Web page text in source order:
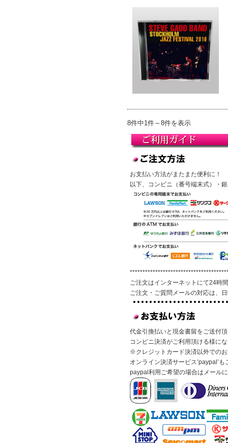
8件中1件～8件を表示
お支払い方法がまたまた便利に！
以下、コンビニ（番号端末式）・
ご注文はインターネットにて24時
ご注文・ご質問メールの対応は、
代金引換払いと現金書留をご送付
コンビニ決済がご利用頂ける様に
※クレジットカード決済以外での
オンライン決済サービス’paypal’
paypal利用ご希望の場合はメール